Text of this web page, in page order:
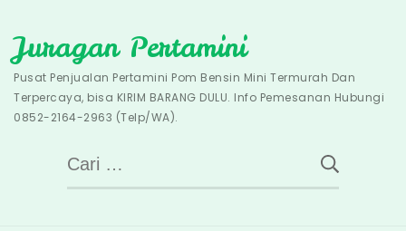
to
content
Juragan Pertamini
Pusat Penjualan Pertamini Pom Bensin Mini Termurah Dan
Terpercaya, bisa KIRIM BARANG DULU. Info Pemesanan Hubungi
0852-2164-2963 (Telp/WA).
Cari
untuk: